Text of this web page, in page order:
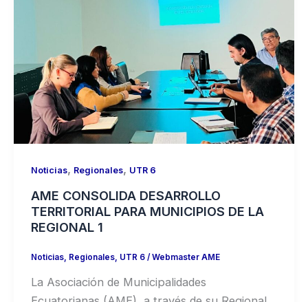
Noticias, Regionales, UTR 6
AME CONSOLIDA DESARROLLO
TERRITORIAL PARA MUNICIPIOS DE LA
REGIONAL 1
Noticias, Regionales, UTR 6/ Webmaster AME
La Asociación de Municipalidades